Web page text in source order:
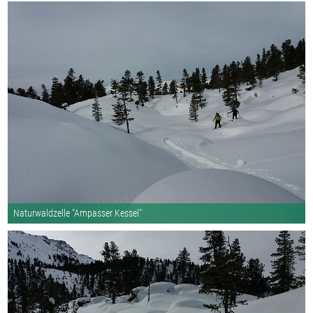
Naturwaldzelle "Ampasser Kessel"